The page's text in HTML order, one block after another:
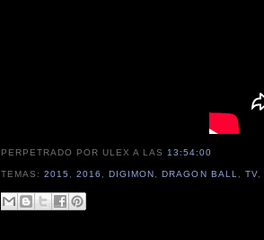
PERPETRADO POR ULEXA LAS13:54:00
TEMAS:2015 ,2016 ,DIGIMON ,DRAGON BALL TV,